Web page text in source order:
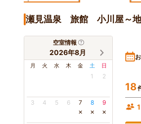
瀬見温泉 旅館 小川屋～地
空室情報
2026年8月
月 火 水 木 金 土 日
1 2
3 4 5 6 7
×
8
×
9
×
18
1